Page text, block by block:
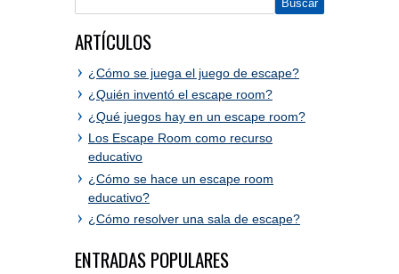
ARTÍCULOS
¿Cómo se juega el juego de escape?
¿Quién inventó el escape room?
¿Qué juegos hay en un escape room?
Los Escape Room como recurso
educativo
¿Cómo se hace un escape room
educativo?
¿Cómo resolver una sala de escape?
ENTRADAS POPULARES